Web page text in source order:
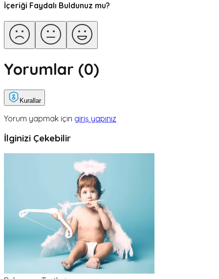
İçeriği Faydalı Buldunuz mu?
Yorumlar (0)
Kurallar
Yorum yapmak için giriş yapınız
İlginizi Çekebilir